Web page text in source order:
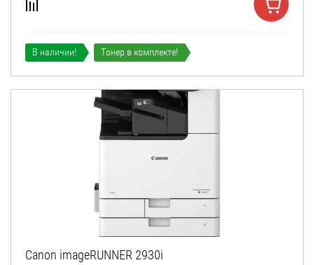
В наличии! Тонер в комплекте!
Canon imageRUNNER 2930i